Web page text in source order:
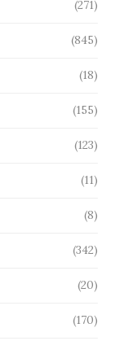
(271)
(845)
(18)
(155)
(123)
(11)
(8)
(342)
(20)
(170)